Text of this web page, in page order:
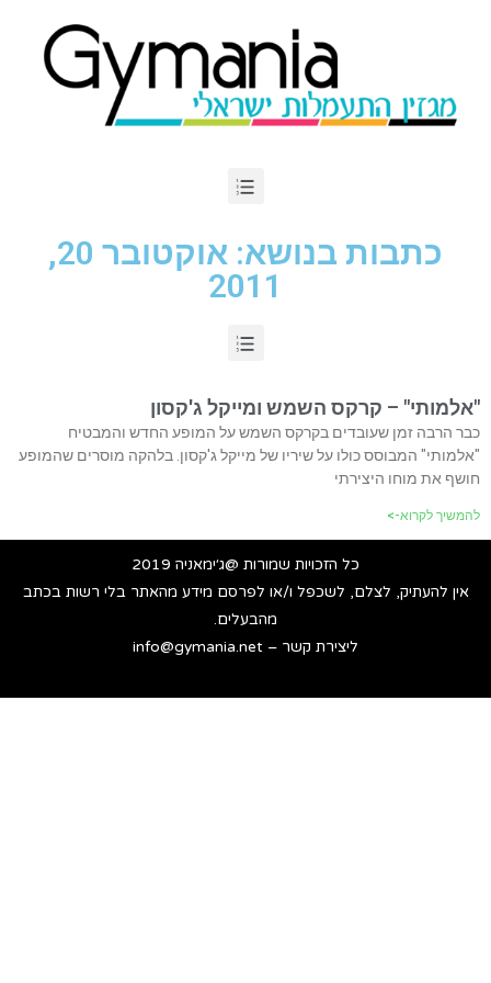
כתבות בנושא: אוקטובר 20,
2011
"אלמותי" – קרקס השמש ומייקל ג'קסון
כבר הרבה זמן שעובדים בקרקס השמש על המופע החדש והמבטיח
"אלמותי" המבוסס כולו על שיריו של מייקל ג'קסון. בלהקה מוסרים שהמופע
חושף את מוחו היצירתי
להמשיך לקרוא->
כל הזכויות שמורות @ג׳ימאניה 2019
אין להעתיק, לצלם, לשכפל ו/או לפרסם מידע מהאתר בלי רשות בכתב
מהבעלים.
ליצירת קשר – info@gymania.net